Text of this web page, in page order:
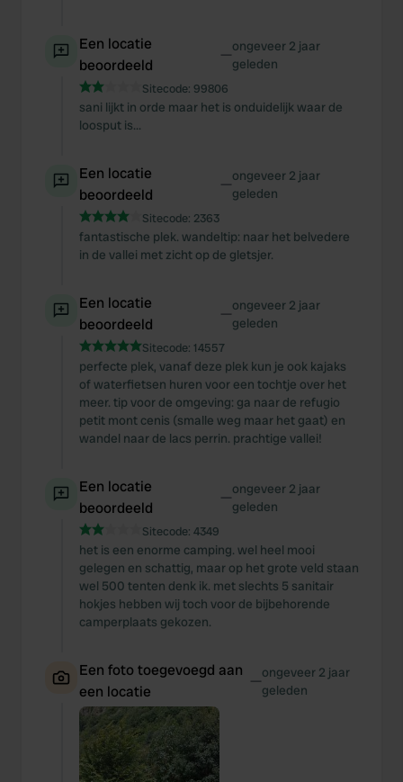
Een locatie
beoordeeld
—ongeveer 2 jaar
geleden
Sitecode: 99806
sani lijkt in orde maar het is onduidelijk waar de
loosput is...
Een locatie
beoordeeld
—ongeveer 2 jaar
geleden
Sitecode: 2363
fantastische plek. wandeltip: naar het belvedere
in de vallei met zicht op de gletsjer.
Een locatie
beoordeeld
—ongeveer 2 jaar
geleden
Sitecode: 14557
perfecte plek, vanaf deze plek kun je ook kajaks
of waterfietsen huren voor een tochtje over het
meer. tip voor de omgeving: ga naar de refugio
petit mont cenis (smalle weg maar het gaat) en
wandel naar de lacs perrin. prachtige vallei!
Een locatie
beoordeeld
—ongeveer 2 jaar
geleden
Sitecode: 4349
het is een enorme camping. wel heel mooi
gelegen en schattig, maar op het grote veld staan
wel 500 tenten denk ik. met slechts 5 sanitair
hokjes hebben wij toch voor de bijbehorende
camperplaats gekozen.
Een foto toegevoegd aan
een locatie
—ongeveer 2 jaar
geleden